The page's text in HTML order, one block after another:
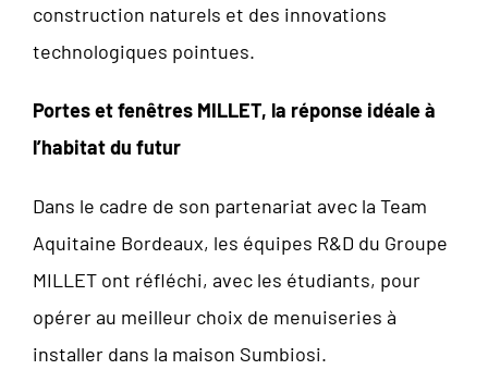
construction naturels et des innovations
technologiques pointues.
Portes et fenêtres MILLET, la réponse idéale à
l’habitat du futur
Dans le cadre de son partenariat avec la Team
Aquitaine Bordeaux, les équipes R&D du Groupe
MILLET ont réfléchi, avec les étudiants, pour
opérer au meilleur choix de menuiseries à
installer dans la maison Sumbiosi.